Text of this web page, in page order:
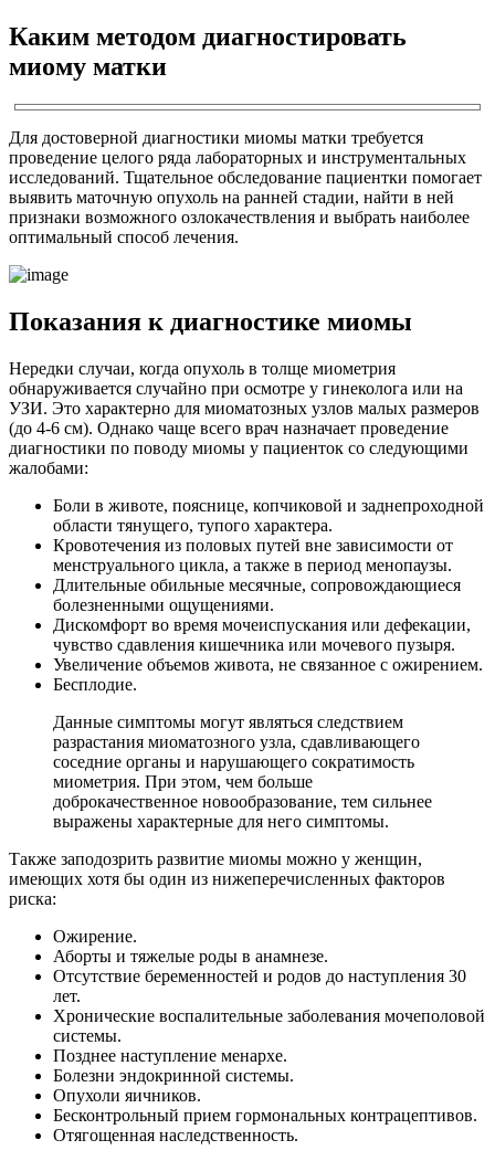
Каким методом диагностировать
миому матки
Для достоверной диагностики миомы матки требуется
проведение целого ряда лабораторных и инструментальных
исследований. Тщательное обследование пациентки помогает
выявить маточную опухоль на ранней стадии, найти в ней
признаки возможного озлокачествления и выбрать наиболее
оптимальный способ лечения.
Показания к диагностике миомы
Нередки случаи, когда опухоль в толще миометрия
обнаруживается случайно при осмотре у гинеколога или на
УЗИ. Это характерно для миоматозных узлов малых размеров
(до 4-6 см). Однако чаще всего врач назначает проведение
диагностики по поводу миомы у пациенток со следующими
жалобами:
Боли в животе, пояснице, копчиковой и заднепроходной
области тянущего, тупого характера.
Кровотечения из половых путей вне зависимости от
менструального цикла, а также в период менопаузы.
Длительные обильные месячные, сопровождающиеся
болезненными ощущениями.
Дискомфорт во время мочеиспускания или дефекации,
чувство сдавления кишечника или мочевого пузыря.
Увеличение объемов живота, не связанное с ожирением.
Бесплодие.
Данные симптомы могут являться следствием
разрастания миоматозного узла, сдавливающего
соседние органы и нарушающего сократимость
миометрия. При этом, чем больше
доброкачественное новообразование, тем сильнее
выражены характерные для него симптомы.
Также заподозрить развитие миомы можно у женщин,
имеющих хотя бы один из нижеперечисленных факторов
риска:
Ожирение.
Аборты и тяжелые роды в анамнезе.
Отсутствие беременностей и родов до наступления 30
лет.
Хронические воспалительные заболевания мочеполовой
системы.
Позднее наступление менархе.
Болезни эндокринной системы.
Опухоли яичников.
Бесконтрольный прием гормональных контрацептивов.
Отягощенная наследственность.